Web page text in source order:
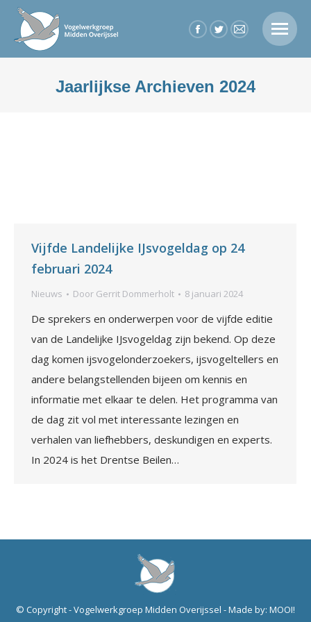
Facebook
page
in
Twitter
page
in
Mail
page
in
Jaarlijkse Archieven 2024
Vijfde Landelijke IJsvogeldag op 24
februari 2024
Nieuws Door Gerrit Dommerholt 8 januari 2024
De sprekers en onderwerpen voor de vijfde editie
van de Landelijke IJsvogeldag zijn bekend. Op deze
dag komen ijsvogelonderzoekers, ijsvogeltellers en
andere belangstellenden bijeen om kennis en
informatie met elkaar te delen. Het programma van
de dag zit vol met interessante lezingen en
verhalen van liefhebbers, deskundigen en experts.
In 2024 is het Drentse Beilen…
© Copyright - Vogelwerkgroep Midden Overijssel - Made by: MOOI!